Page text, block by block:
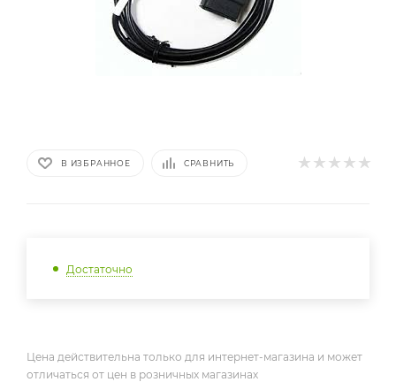
В ИЗБРАННОЕ СРАВНИТЬ
Достаточно
Цена действительна только для интернет-магазина и может
отличаться от цен в розничных магазинах